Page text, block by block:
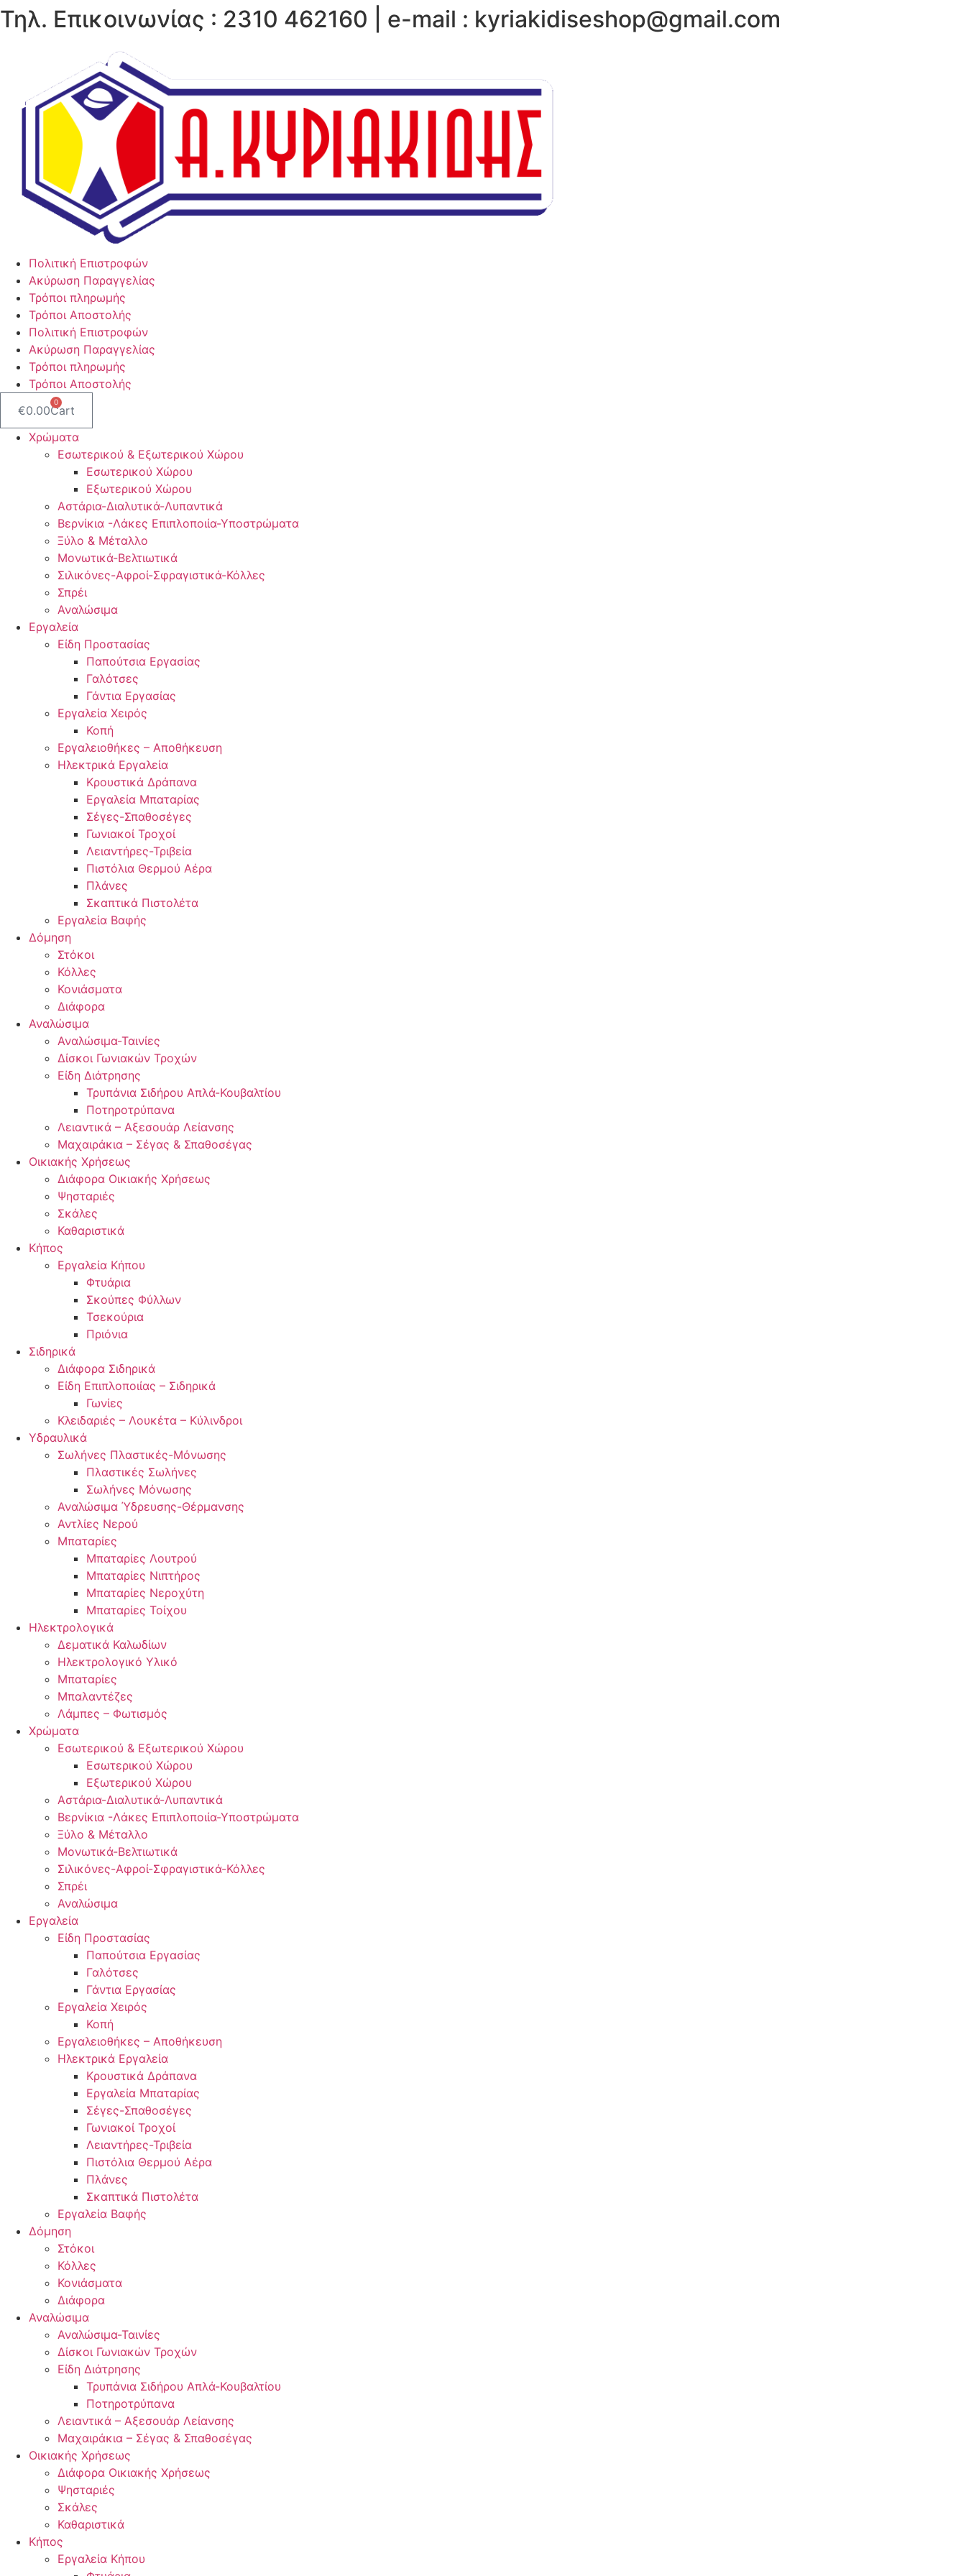
Μετάβαση
στο
Τηλ. Επικοινωνίας : 2310 462160 | e-mail : kyriakidiseshop@gmail.com
Πολιτική Επιστροφών
Ακύρωση Παραγγελίας
Τρόποι πληρωμής
Τρόποι Αποστολής
Πολιτική Επιστροφών
Ακύρωση Παραγγελίας
Τρόποι πληρωμής
Τρόποι Αποστολής
€0.00
0
Cart
Χρώματα
Εσωτερικού & Εξωτερικού Χώρου
Εσωτερικού Χώρου
Εξωτερικού Χώρου
Αστάρια-Διαλυτικά-Λυπαντικά
Βερνίκια -Λάκες Επιπλοποιία-Υποστρώματα
Ξύλο & Μέταλλο
Μονωτικά-Βελτιωτικά
Σιλικόνες-Αφροί-Σφραγιστικά-Κόλλες
Σπρέι
Αναλώσιμα
Εργαλεία
Είδη Προστασίας
Παπούτσια Εργασίας
Γαλότσες
Γάντια Εργασίας
Εργαλεία Χειρός
Κοπή
Εργαλειοθήκες – Αποθήκευση
Ηλεκτρικά Εργαλεία
Κρουστικά Δράπανα
Εργαλεία Μπαταρίας
Σέγες-Σπαθοσέγες
Γωνιακοί Τροχοί
Λειαντήρες-Τριβεία
Πιστόλια Θερμού Αέρα
Πλάνες
Σκαπτικά Πιστολέτα
Εργαλεία Βαφής
Δόμηση
Στόκοι
Κόλλες
Κονιάσματα
Διάφορα
Αναλώσιμα
Αναλώσιμα-Ταινίες
Δίσκοι Γωνιακών Τροχών
Είδη Διάτρησης
Τρυπάνια Σιδήρου Απλά-Κουβαλτίου
Ποτηροτρύπανα
Λειαντικά – Αξεσουάρ Λείανσης
Μαχαιράκια – Σέγας & Σπαθοσέγας
Οικιακής Χρήσεως
Διάφορα Οικιακής Χρήσεως
Ψησταριές
Σκάλες
Καθαριστικά
Κήπος
Εργαλεία Κήπου
Φτυάρια
Σκούπες Φύλλων
Τσεκούρια
Πριόνια
Σιδηρικά
Διάφορα Σιδηρικά
Είδη Επιπλοποιίας – Σιδηρικά
Γωνίες
Κλειδαριές – Λουκέτα – Κύλινδροι
Υδραυλικά
Σωλήνες Πλαστικές-Μόνωσης
Πλαστικές Σωλήνες
Σωλήνες Μόνωσης
Αναλώσιμα Ύδρευσης-Θέρμανσης
Αντλίες Νερού
Μπαταρίες
Μπαταρίες Λουτρού
Μπαταρίες Νιπτήρος
Μπαταρίες Νεροχύτη
Μπαταρίες Τοίχου
Ηλεκτρολογικά
Δεματικά Καλωδίων
Ηλεκτρολογικό Υλικό
Μπαταρίες
Μπαλαντέζες
Λάμπες – Φωτισμός
Χρώματα
Εσωτερικού & Εξωτερικού Χώρου
Εσωτερικού Χώρου
Εξωτερικού Χώρου
Αστάρια-Διαλυτικά-Λυπαντικά
Βερνίκια -Λάκες Επιπλοποιία-Υποστρώματα
Ξύλο & Μέταλλο
Μονωτικά-Βελτιωτικά
Σιλικόνες-Αφροί-Σφραγιστικά-Κόλλες
Σπρέι
Αναλώσιμα
Εργαλεία
Είδη Προστασίας
Παπούτσια Εργασίας
Γαλότσες
Γάντια Εργασίας
Εργαλεία Χειρός
Κοπή
Εργαλειοθήκες – Αποθήκευση
Ηλεκτρικά Εργαλεία
Κρουστικά Δράπανα
Εργαλεία Μπαταρίας
Σέγες-Σπαθοσέγες
Γωνιακοί Τροχοί
Λειαντήρες-Τριβεία
Πιστόλια Θερμού Αέρα
Πλάνες
Σκαπτικά Πιστολέτα
Εργαλεία Βαφής
Δόμηση
Στόκοι
Κόλλες
Κονιάσματα
Διάφορα
Αναλώσιμα
Αναλώσιμα-Ταινίες
Δίσκοι Γωνιακών Τροχών
Είδη Διάτρησης
Τρυπάνια Σιδήρου Απλά-Κουβαλτίου
Ποτηροτρύπανα
Λειαντικά – Αξεσουάρ Λείανσης
Μαχαιράκια – Σέγας & Σπαθοσέγας
Οικιακής Χρήσεως
Διάφορα Οικιακής Χρήσεως
Ψησταριές
Σκάλες
Καθαριστικά
Κήπος
Εργαλεία Κήπου